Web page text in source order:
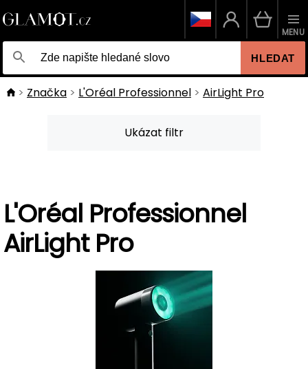
HLEDAT
MENU
Značka L'Oréal Professionnel AirLight Pro
Ukázat filtr
L'Oréal Professionnel
AirLight Pro